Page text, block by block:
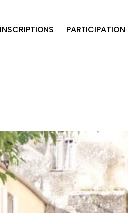
INSCRIPTIONS PARTICIPATION